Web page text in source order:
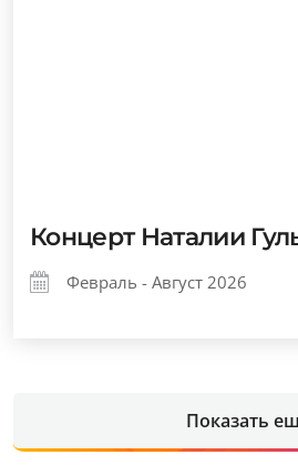
Концерт Наталии
Февраль - Август 2026
Показать